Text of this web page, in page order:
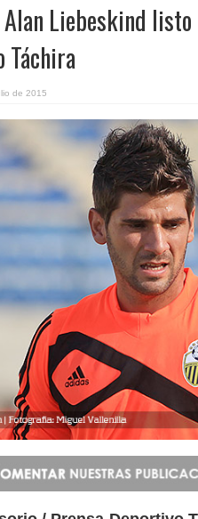
Alan Liebeskind
Táchira
de 2015